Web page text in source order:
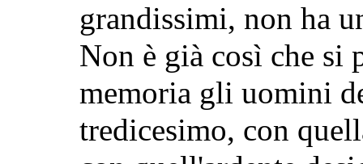
grandissimi, non ha
Non è già così che si
memoria gli uomini
tredicesimo, con